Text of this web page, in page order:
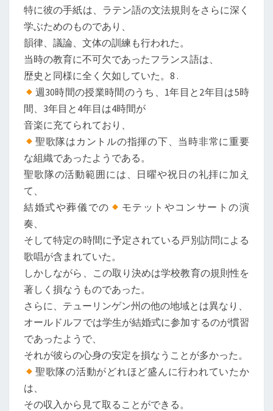
特に彼の手紙は、ラテン語の文法規則をさらに深く
学ぶためのものであり、
韻律、議論、文体の訓練も行われた。
当時の教育に不可欠であったフランス語は、
歴史と同様に全く欠如していた。8 .
週30時間の授業時間のうち、1年目と2年目は5時
間、3年目と4年目は4時間が
音楽に充てられており、
聖歌隊はカントルの指揮の下、当時非常に重要
な組織であったようである。
聖歌隊の活動範囲には、日曜や祝日の礼拝に加え
て、
結婚式や葬儀での
モテットやコンサートの演
奏、
そして特定の時間に予定されている戸別訪問による
歌唱が含まれていた。
しかしながら、この取り決めは学校教育の規則性を
著しく損なうものであった。
さらに、テューリンゲン州の他の地域とは異なり、
オールドルフでは学生が結婚式に参加するのが慣習
であったようで、
それが彼らの心身の安定を損なうことが多かった。
聖歌隊の活動がどれほど盛んに行われていたか
は、
その収入から見て取ることができる。